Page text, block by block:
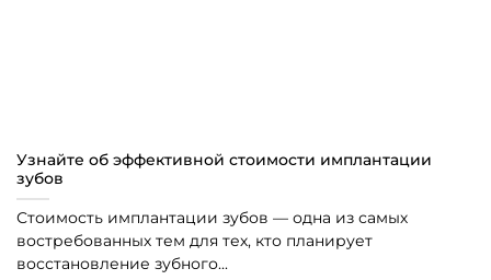
Узнайте об эффективной стоимости имплантации
зубов
Стоимость имплантации зубов — одна из самых
востребованных тем для тех, кто планирует
восстановление зубного...